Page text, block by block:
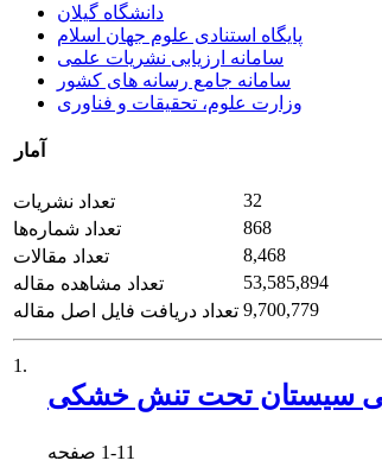
دانشگاه گیلان
پایگاه استنادی علوم جهان اسلام
سامانه ارزیابی نشریات علمی
سامانه جامع رسانه های کشور
وزارت علوم، تحقیقات و فناوری
آمار
تعداد نشریات
32
تعداد شماره‌ها
868
تعداد مقالات
8,468
تعداد مشاهده مقاله
53,585,894
تعداد دریافت فایل اصل مقاله 9,700,779
1.
سیستان تحت تنش خشکی
1-11